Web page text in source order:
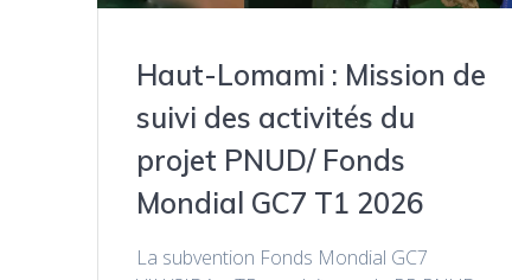
Haut-Lomami : Mission de
suivi des activités du
projet PNUD/ Fonds
Mondial GC7 T1 2026
La subvention Fonds Mondial GC7